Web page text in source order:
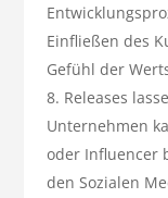
Einfließen des
Gefühl der
Releases
Unternehmen
oder Influencer
den Sozialen